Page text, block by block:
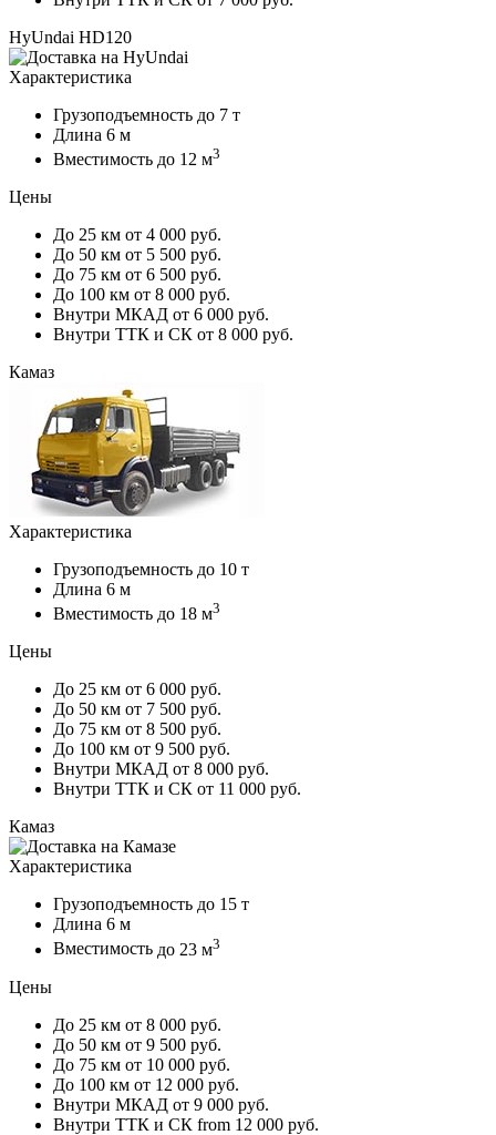
HyUndai HD120
Характеристика
Грузоподъемность до 7 т
Длина 6 м
Вместимость до 12 м3
Цены
До 25 км от 4 000 руб.
До 50 км от 5 500 руб.
До 75 км от 6 500 руб.
До 100 км от 8 000 руб.
Внутри МКАД от 6 000 руб.
Внутри ТТК и СК от 8 000 руб.
Камаз
Характеристика
Грузоподъемность до 10 т
Длина 6 м
Вместимость до 18 м3
Цены
До 25 км от 6 000 руб.
До 50 км от 7 500 руб.
До 75 км от 8 500 руб.
До 100 км от 9 500 руб.
Внутри МКАД от 8 000 руб.
Внутри ТТК и СК от 11 000 руб.
Камаз
Характеристика
Грузоподъемность до 15 т
Длина 6 м
Вместимость до 23 м3
Цены
До 25 км от 8 000 руб.
До 50 км от 9 500 руб.
До 75 км от 10 000 руб.
До 100 км от 12 000 руб.
Внутри МКАД от 9 000 руб.
Внутри ТТК и СК from 12 000 руб.